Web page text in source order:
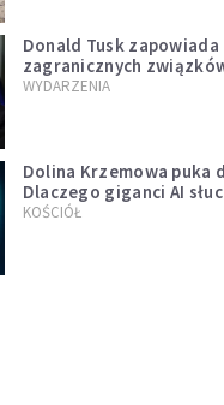
Donald Tusk
zagranicznych
jednopłciowych.
WYDARZENIA
Dolina Krzemowa puka
Dlaczego giganci AI
KOŚCIÓŁ